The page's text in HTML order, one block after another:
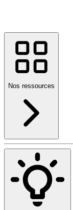
Nos ressources